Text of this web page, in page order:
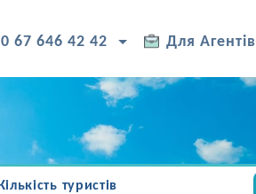
67 646 42 42 Для Агентів
Кількість туристів